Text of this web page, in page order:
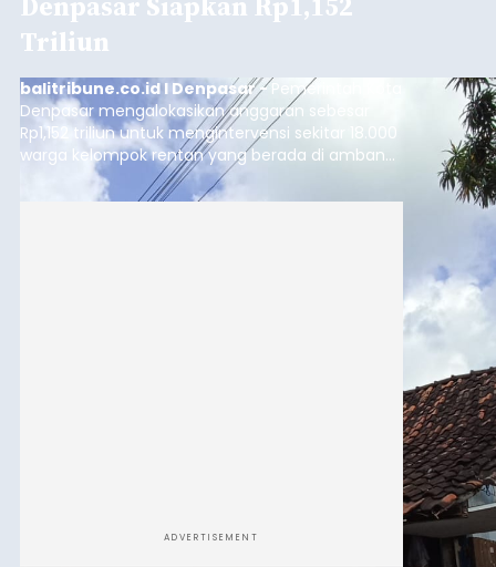
Triliun
balitribune.co.id I Denpasar -Pemerintah Kota
Denpasar mengalokasikan anggaran sebesar
Rp1,152 triliun untuk mengintervensi sekitar 18.000
warga kelompok rentan yang berada di ambang
garis kemiskinan. Langkah strategis ini diambil
guna menjaga masyarakat yang berada pada
ADVERTISEMENT